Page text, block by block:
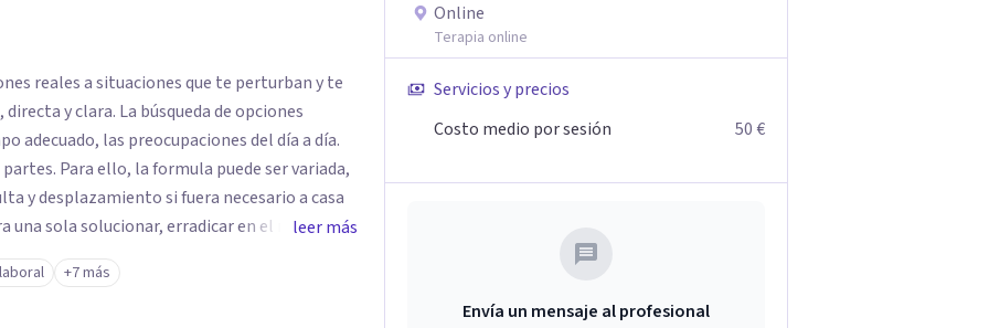
reales a situaciones que te perturban y te
adecuado, las preocupaciones del día a día.
ser variada,
y desplazamiento si fuera necesario a casa
una sola solucionar, erradicar en el menor
que puedas estar padeciendo en este
leer más
+7 más
Online
Terapia online
Servicios y precios
Costo medio por sesión
50 €
Envía un mensaje al profesional